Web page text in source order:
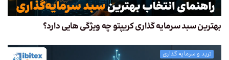
بهترین سبد سرمایه گذاری کریپتو چه ویژگی هایی دارد؟
ترید و سرمایه گذاری